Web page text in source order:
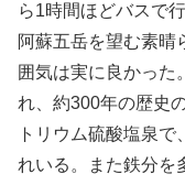
ら1時間ほどバスで
阿蘇五岳を望む素晴
囲気は実に良かった
れ、約300年の歴史
トリウム硫酸塩泉
れいる。また鉄分を